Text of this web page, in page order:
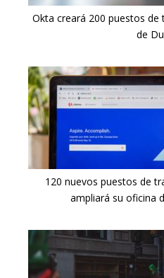
Okta creará 200 puestos
de
120 nuevos puestos de
ampliará su oficina